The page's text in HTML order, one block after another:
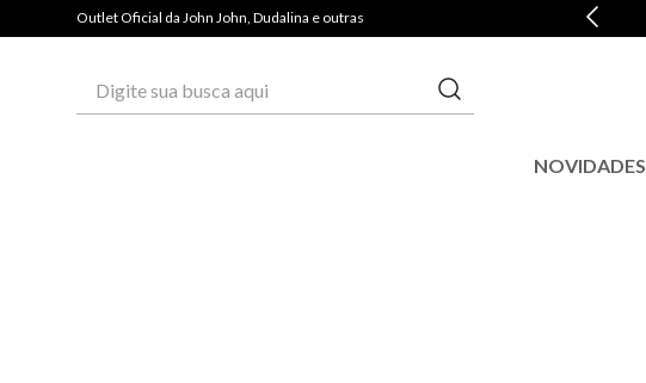
Outlet Oficial da John John, Dudalina e outras
NOVIDADES